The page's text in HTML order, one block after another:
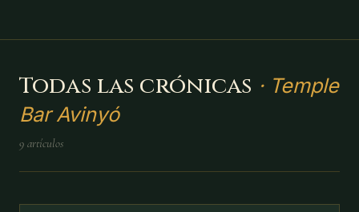
Todas las crónicas · Temple
Bar Avinyó
9 artículos